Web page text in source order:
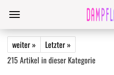
weiter »
Letzter »
215 Artikel in dieser Kategorie